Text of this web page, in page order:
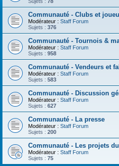
Communauté - Clubs et
Modérateur : Staff Forum
Sujets : 376
Communauté - Tournois &
Modérateur : Staff Forum
Sujets : 958
Communauté - Vendeurs et
Modérateur : Staff Forum
Sujets : 583
Communauté - Discussion
Modérateur : Staff Forum
Sujets : 627
Communauté - La presse
Modérateur : Staff Forum
Sujets : 200
Communauté - Les projets
Modérateur : Staff Forum
Sujets : 75